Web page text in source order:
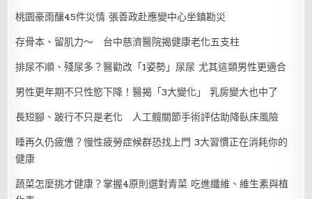
桃園豪雨釀45件災情 張善政赴應變中心坐鎮勘災
存骨本、留肌力～ 台中慈濟醫院揭健康老化五支柱
排尿不順、殘尿多？醫勸改「1姿勢」尿尿 尤其這類男性更適合
男性更年期不只性慾下降！醫揭「3大變化」 乳房變大也中了
長短腳、跛行不只是老化 人工髖關節手術評估助降臥床風險
睡再久仍疲憊？慢性疲勞症候群恐找上門 3大習慣正在消耗你的
健康
蔬菜怎麼挑才健康？掌握4原則選對青菜 吃進纖維、維生素與植